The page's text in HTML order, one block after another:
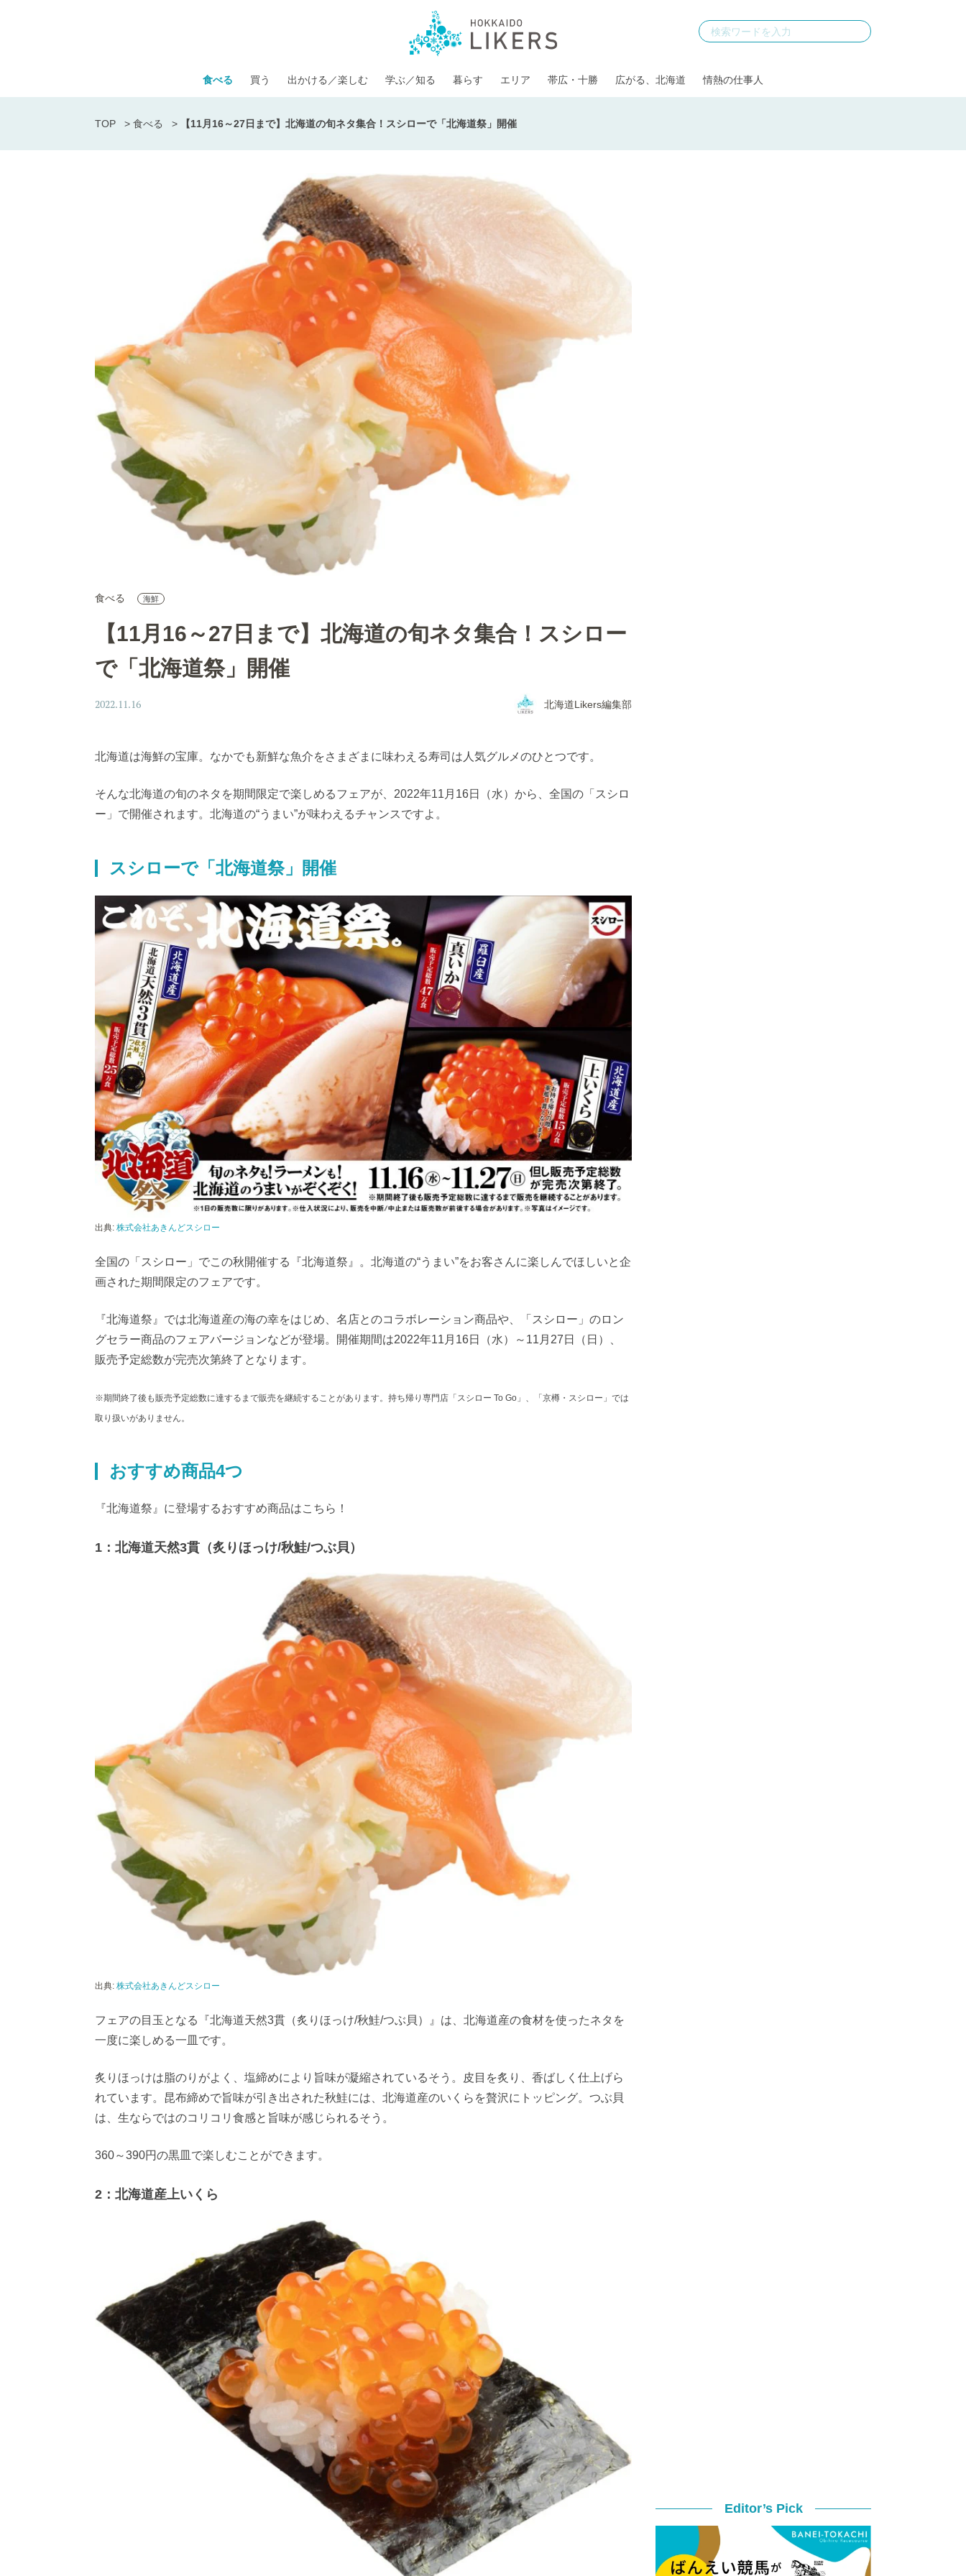
食べる 買う 出かける／楽しむ 学ぶ／知る 暮らす エリア 帯広・十勝 広がる、北海道 情熱の仕事人
TOP > 食べる > 【11月16～27日まで】北海道の旬ネタ集合！スシローで「北海道祭」開催
食べる 海鮮
【11月16～27日まで】北海道の旬ネタ集合！スシロー
で「北海道祭」開催
2022.11.16 北海道Likers編集部
北海道は海鮮の宝庫。なかでも新鮮な魚介をさまざまに味わえる寿司は人気グルメのひとつです。
そんな北海道の旬のネタを期間限定で楽しめるフェアが、2022年11月16日（水）から、全国の「スシロ
ー」で開催されます。北海道の“うまい”が味わえるチャンスですよ。
スシローで「北海道祭」開催
出典: 株式会社あきんどスシロー
全国の「スシロー」でこの秋開催する『北海道祭』。北海道の“うまい”をお客さんに楽しんでほしいと企
画された期間限定のフェアです。
『北海道祭』では北海道産の海の幸をはじめ、名店とのコラボレーション商品や、「スシロー」のロン
グセラー商品のフェアバージョンなどが登場。開催期間は2022年11月16日（水）～11月27日（日）、
販売予定総数が完売次第終了となります。
※期間終了後も販売予定総数に達するまで販売を継続することがあります。持ち帰り専門店「スシロー To Go」、「京樽・スシロー」では
取り扱いがありません。
おすすめ商品4つ
『北海道祭』に登場するおすすめ商品はこちら！
1：北海道天然3貫（炙りほっけ/秋鮭/つぶ貝）
出典: 株式会社あきんどスシロー
フェアの目玉となる『北海道天然3貫（炙りほっけ/秋鮭/つぶ貝）』は、北海道産の食材を使ったネタを
一度に楽しめる一皿です。
炙りほっけは脂のりがよく、塩締めにより旨味が凝縮されているそう。皮目を炙り、香ばしく仕上げら
れています。昆布締めで旨味が引き出された秋鮭には、北海道産のいくらを贅沢にトッピング。つぶ貝
は、生ならではのコリコリ食感と旨味が感じられるそう。
360～390円の黒皿で楽しむことができます。
2：北海道産上いくら
Editor’s Pick